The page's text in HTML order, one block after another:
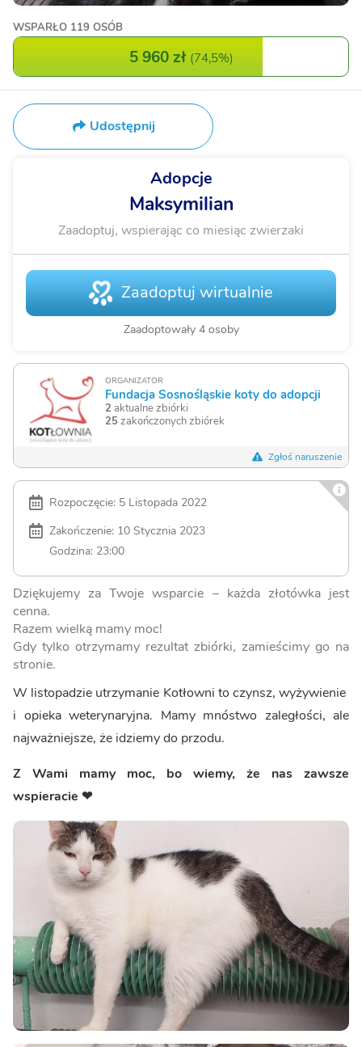
WSPARŁO 119 OSÓB
5 960 zł (74,5%)
Udostępnij
Adopcje
Maksymilian
Zaadoptuj, wspierając co miesiąc zwierzaki
Zaadoptuj wirtualnie
Zaadoptowały 4 osoby
ORGANIZATOR
Fundacja Sosnośląskie koty do adopcji
2 aktualne zbiórki
25zakończonych zbiórek
Zgłoś naruszenie
Rozpoczęcie: 5 Listopada 2022
Zakończenie: 10 Stycznia 2023
Godzina: 23:00
Dziękujemy za Twoje wsparcie – każda złotówka jest
cenna.
Razem wielką mamy moc!
Gdy tylko otrzymamy rezultat zbiórki, zamieścimy go na
stronie.
W listopadzie utrzymanie Kotłowni to czynsz, wyżywienie
i opieka weterynaryjna. Mamy mnóstwo zaległości, ale
najważniejsze, że idziemy do przodu.
Z Wami mamy moc, bo wiemy, że nas zawsze
wspieracie ❤